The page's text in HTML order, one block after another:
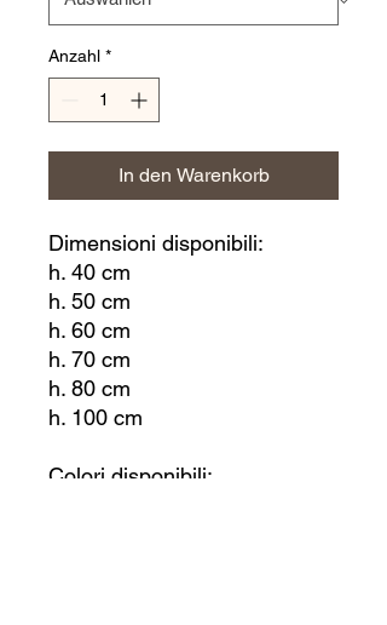
Anzahl *
In den Warenkorb
Dimensioni disponibili:
h. 40 cm
h. 50 cm
h. 60 cm
h. 70 cm
h. 80 cm
h. 100 cm
Colori disponibili: